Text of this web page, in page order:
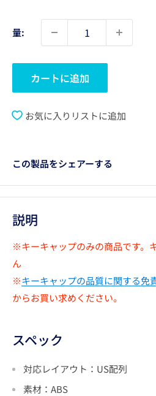
量:
カートに追加
お気に入りリストに追加
この製品をシェアーする
説明
※キーキャップのみの商品です。
ん
※キーキャップの品質に関する免
からお買い求めください。
スペック
対応レイアウト：US配列
素材： ABS